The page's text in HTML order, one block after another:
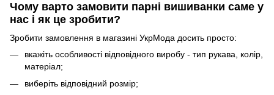
Чому варто замовити парні вишиванки саме у
нас і як це зробити?
Зробити замовлення в магазині УкрМода досить просто:
вкажіть особливості відповідного виробу - тип рукава, колір,
матеріал;
виберіть відповідний розмір;